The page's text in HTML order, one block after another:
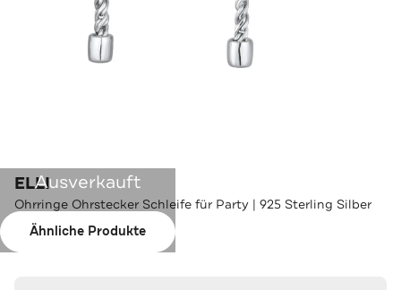
Ausverkauft
Ähnliche Produkte
ELLI
Ohrringe Ohrstecker Schleife für Party | 925 Sterling Silber